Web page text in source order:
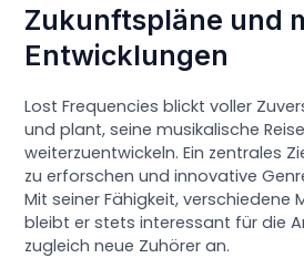
Zukunftspläne und
Entwicklungen
Lost Frequencies blickt voller
und plant, seine musikalische
weiterzuentwickeln. Ein zentrales
zu erforschen und innovative
Mit seiner Fähigkeit, verschiedene
bleibt er stets interessant für die
zugleich neue Zuhörer an.